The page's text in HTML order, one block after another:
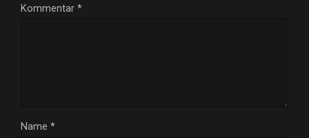
Kommentar *
Name *